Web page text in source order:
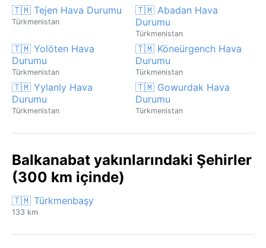
🇹🇲 Tejen Hava Durumu
Türkmenistan
🇹🇲 Abadan Hava
Durumu
Türkmenistan
🇹🇲 Yolöten Hava
Durumu
Türkmenistan
🇹🇲 Köneürgench Hava
Durumu
Türkmenistan
🇹🇲 Yylanly Hava
Durumu
Türkmenistan
🇹🇲 Gowurdak Hava
Durumu
Türkmenistan
Balkanabat yakınlarındaki Şehirler
(300 km içinde)
🇹🇲 Türkmenbaşy
133 km